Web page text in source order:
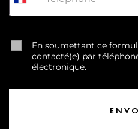
En soumettant ce
contacté(e) par
électronique.